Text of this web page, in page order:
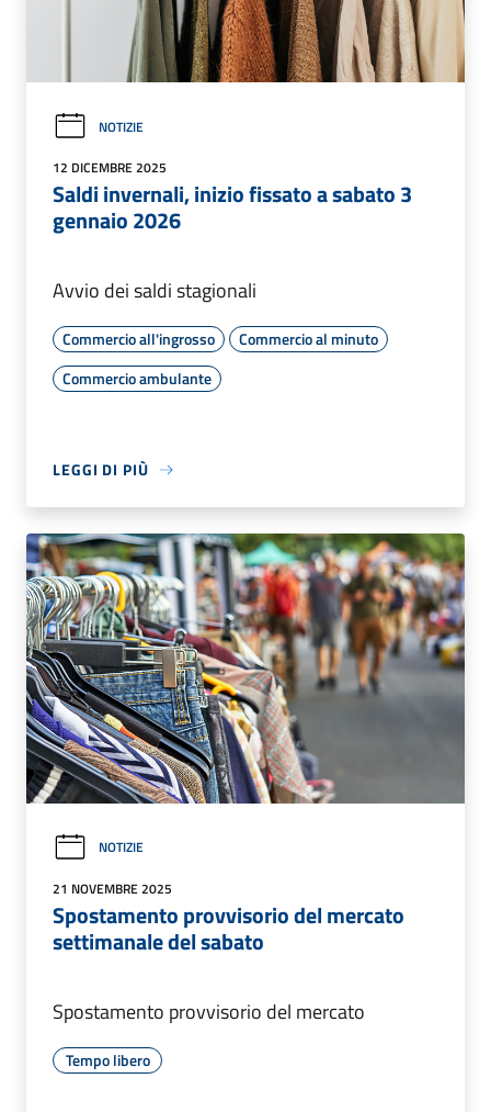
NOTIZIE
12 DICEMBRE 2025
Saldi invernali, inizio fissato a sabato 3
gennaio 2026
Avvio dei saldi stagionali
Commercio all'ingrosso
Commercio al minuto
Commercio ambulante
LEGGI DI PIÙ
NOTIZIE
21 NOVEMBRE 2025
Spostamento provvisorio del mercato
settimanale del sabato
Spostamento provvisorio del mercato
Tempo libero